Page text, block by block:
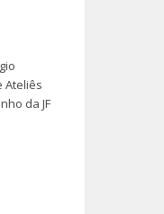
Ateliês
da JF